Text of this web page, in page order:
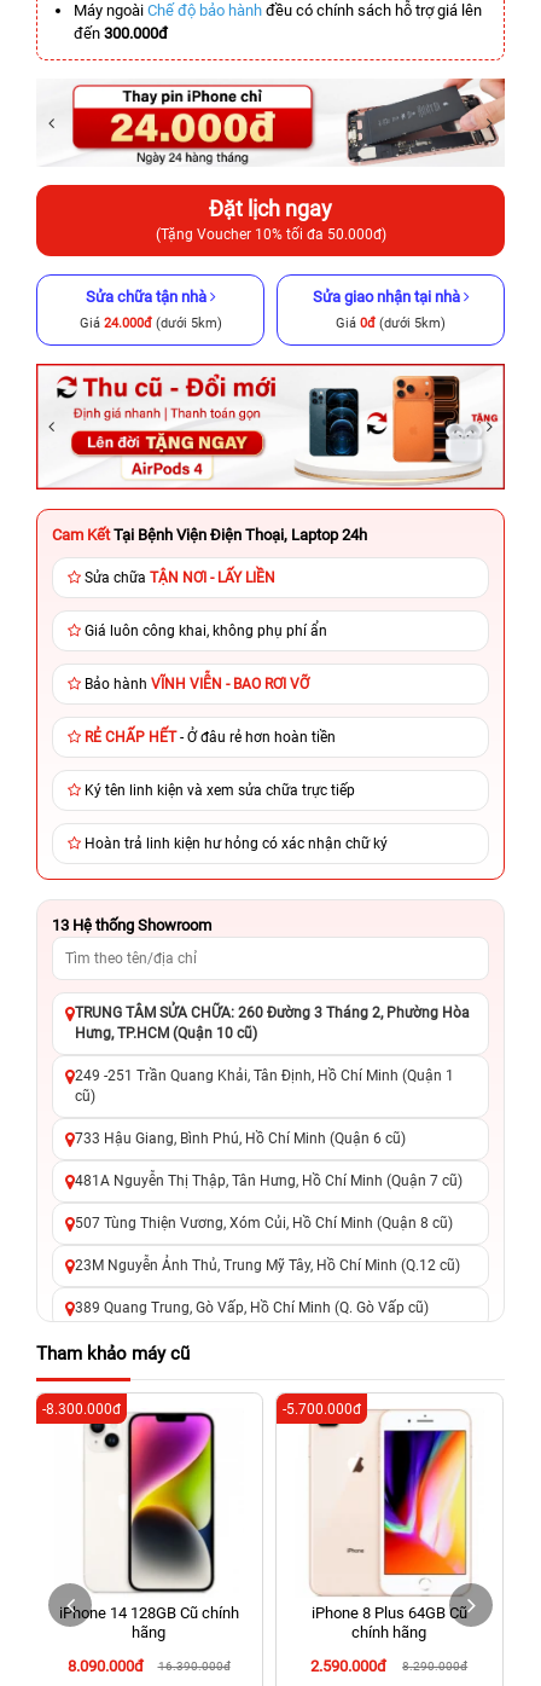
Máy ngoài Chế độ bảo hành đều có chính sách hỗ trợ giá lên
đến 300.000đ
Đặt lịch ngay
(Tặng Voucher 10% tối đa 50.000đ)
Sửa chữa tận nhà
Giá 24.000đ(dưới 5km)
Sửa giao nhận tại nhà
Giá 0đ (dưới 5km)
Cam Kết Tại Bệnh Viện Điện Thoại, Laptop 24h
Sửa chữa TẬN NƠI - LẤY LIỀN
Giá luôn công khai, không phụ phí ẩn
Bảo hành VĨNH VIỄN - BAO RƠI VỠ
RẺ CHẤP HẾT- Ở đâu rẻ hơn hoàn tiền
Ký tên linh kiện và xem sửa chữa trực tiếp
Hoàn trả linh kiện hư hỏng có xác nhận chữ ký
13 Hệ thống Showroom
TRUNG TÂM SỬA CHỮA: 260 Đường 3 Tháng 2, Phường Hòa
Hưng, TP.HCM (Quận 10 cũ)
249 -251 Trần Quang Khải, Tân Định, Hồ Chí Minh (Quận 1
cũ)
733 Hậu Giang, Bình Phú, Hồ Chí Minh (Quận 6 cũ)
481A Nguyễn Thị Thập, Tân Hưng, Hồ Chí Minh (Quận 7 cũ)
507 Tùng Thiện Vương, Xóm Củi, Hồ Chí Minh (Quận 8 cũ)
23M Nguyễn Ảnh Thủ, Trung Mỹ Tây, Hồ Chí Minh (Q.12 cũ)
389 Quang Trung, Gò Vấp, Hồ Chí Minh (Q. Gò Vấp cũ)
625 - 625A Âu Cơ, Tân Phú, Hồ Chí Minh (Quận Tân Phú cũ)
326 Lê Văn Việt, Tăng Nhơn Phú, Hồ Chí Minh (Q.9 TP. Thủ
Đức cũ)
256 Võ Văn Ngân, Thủ Đức, Hồ Chí Minh (Bình Thọ, TP. Thủ
70 Nguyễn An Ninh, Dĩ An, Hồ Chí Minh (Bình Dương Cũ)
24h Vũng Tàu: 162A Ba Cu, Vũng Tàu, Hồ Chí Minh (TP. Vũng
Tàu cũ)
198 Hoàng Văn Thụ, Tân Sơn Nhất, Hồ Chí Minh (Tân Bình
Tham khảo máy cũ
iPhone 14 128GB Cũ chính
hãng
8.090.000đ
16.390.000đ
-8.300.000đ
iPhone 8 Plus 64GB Cũ
chính hãng
2.590.000đ
8.290.000đ
-5.700.000đ